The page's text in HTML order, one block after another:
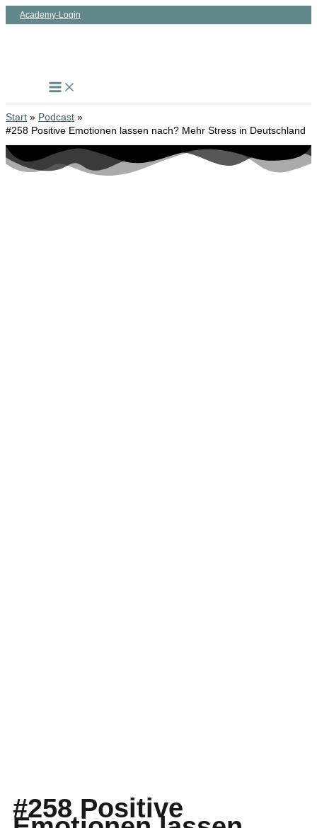
ZumAcademy-Login
Start
Podcast
#258 Positive Emotionen lassen nach? Mehr Stress in Deutschland
#258 Positive